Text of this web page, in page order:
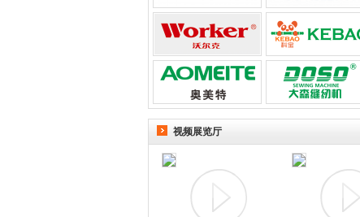
视频展览厅